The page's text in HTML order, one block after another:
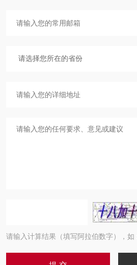
请输入计算结果（填写阿拉伯数字），如